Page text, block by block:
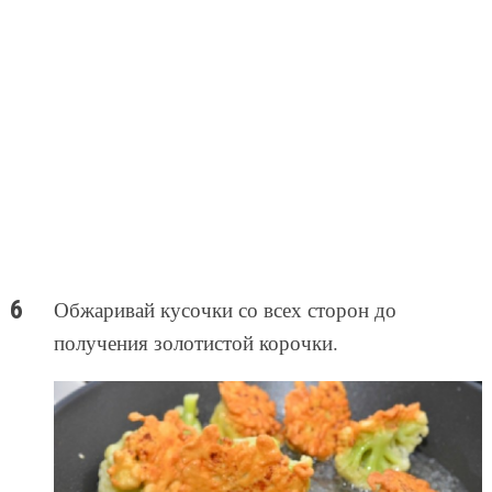
Обжаривай кусочки со всех сторон до
получения золотистой корочки.